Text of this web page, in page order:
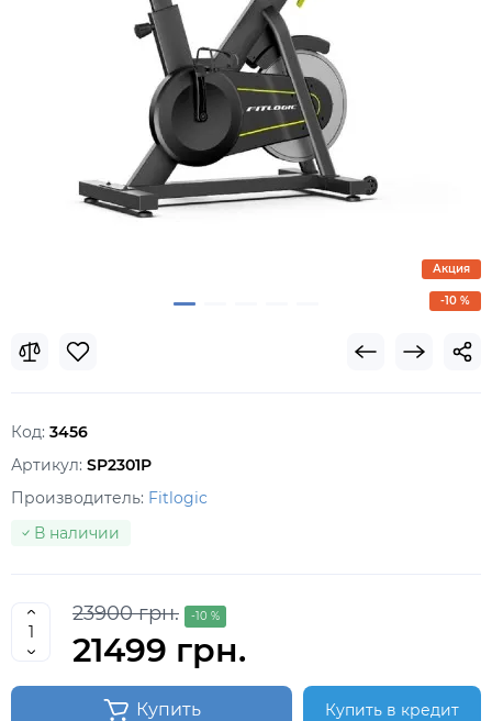
-10 %
Акция
Код: 3456
Артикул: SP2301P
Производитель: Fitlogic
В наличии
23900 грн. -10 %
21499 грн.
Купить Купить в кредит